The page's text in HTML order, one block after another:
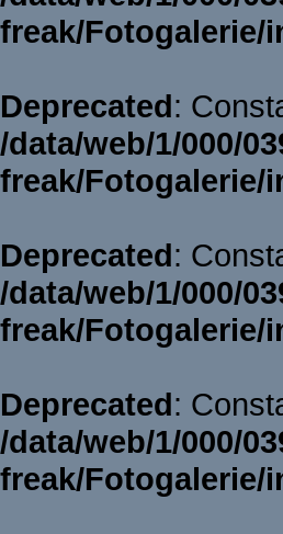
freak/Fotogalerie/
Deprecated:
/data/web/1/000/
freak/Fotogalerie/
Deprecated:
/data/web/1/000/
freak/Fotogalerie/
Deprecated:
/data/web/1/000/
freak/Fotogalerie/